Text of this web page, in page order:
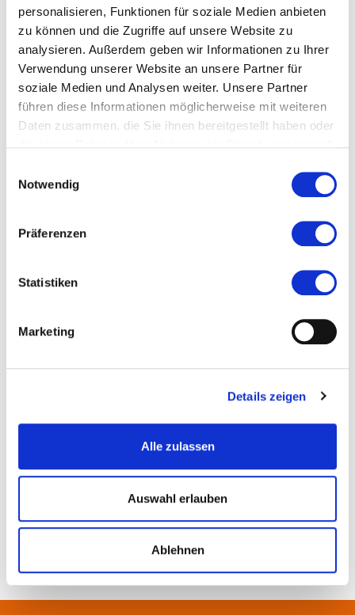
personalisieren, Funktionen für soziale Medien anbieten
zu können und die Zugriffe auf unsere Website zu
analysieren. Außerdem geben wir Informationen zu Ihrer
Verwendung unserer Website an unsere Partner für
soziale Medien und Analysen weiter. Unsere Partner
führen diese Informationen möglicherweise mit weiteren
Daten zusammen, die Sie ihnen bereitgestellt haben oder
Notwendig
Präferenzen
Statistiken
Marketing
Details zeigen
Alle zulassen
Auswahl erlauben
Ablehnen